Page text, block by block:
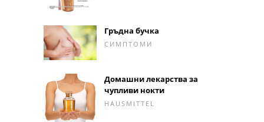
Гръдна бучка
СИМПТОМИ
Домашни лекарства за
чупливи нокти
HAUSMITTEL